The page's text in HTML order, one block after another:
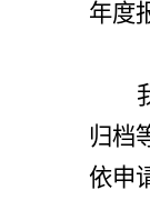
年度
归档
依申